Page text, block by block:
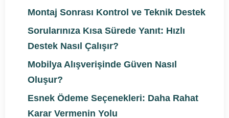
Montaj Sonrası Kontrol ve Teknik Destek
Sorularınıza Kısa Sürede Yanıt: Hızlı
Destek Nasıl Çalışır?
Mobilya Alışverişinde Güven Nasıl
Oluşur?
Esnek Ödeme Seçenekleri: Daha Rahat
Karar Vermenin Yolu